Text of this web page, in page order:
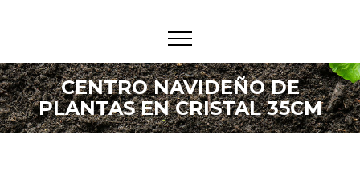
CENTRO NAVIDEÑO DE
PLANTAS EN CRISTAL 35CM